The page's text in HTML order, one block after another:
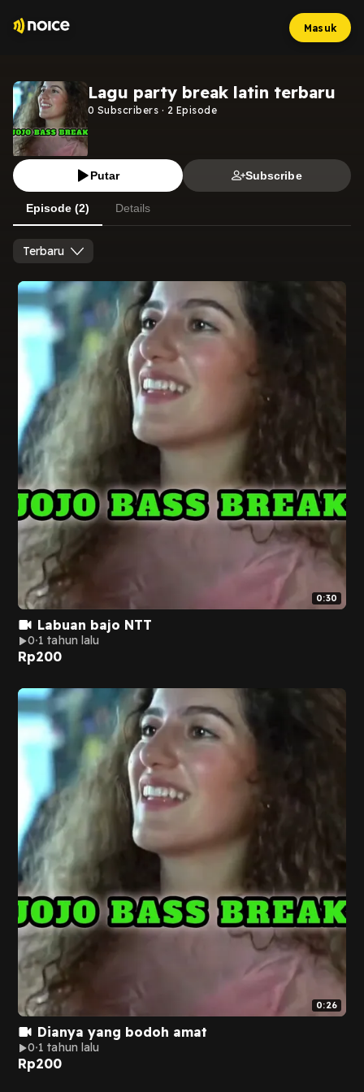
Masuk
Lagu party break latin terbaru
0 Subscribers · 2 Episode
Putar Subscribe
Episode (2) Details
Terbaru
0:30
Labuan bajo NTT
0 1 tahun lalu
Rp200
0:26
Dianya yang bodoh amat
0 1 tahun lalu
Rp200